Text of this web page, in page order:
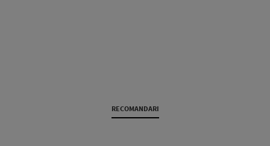
RECOMANDARI